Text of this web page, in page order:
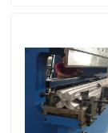
Produkte
Über uns